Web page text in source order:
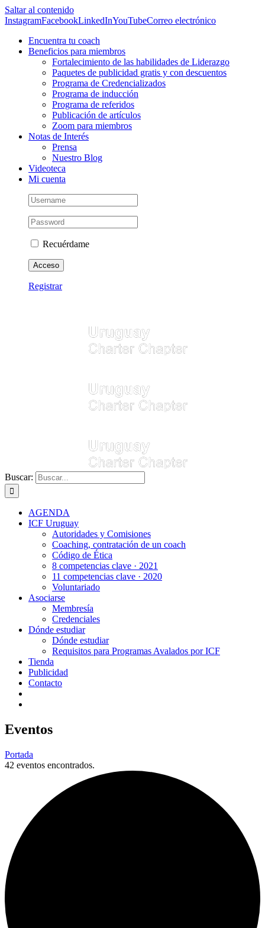
Saltar al contenido
InstagramFacebookLinkedInYouTubeCorreo electrónico
Encuentra tu coach
Beneficios para miembros
Fortalecimiento de las habilidades de Liderazgo
Paquetes de publicidad gratis y con descuentos
Programa de Credencializados
Programa de inducción
Programa de referidos
Publicación de artículos
Zoom para miembros
Notas de Interés
Prensa
Nuestro Blog
Videoteca
Mi cuenta
Recuérdame
Registrar
Buscar:
AGENDA
ICF Uruguay
Autoridades y Comisiones
Coaching, contratación de un coach
Código de Ética
8 competencias clave · 2021
11 competencias clave · 2020
Voluntariado
Asociarse
Membresía
Credenciales
Dónde estudiar
Dónde estudiar
Requisitos para Programas Avalados por ICF
Tienda
Publicidad
Contacto
Eventos
Portada
42 eventos encontrados.